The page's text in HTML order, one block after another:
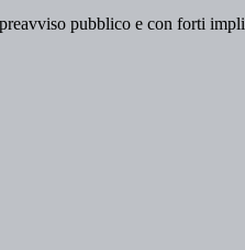
pubblico e con forti